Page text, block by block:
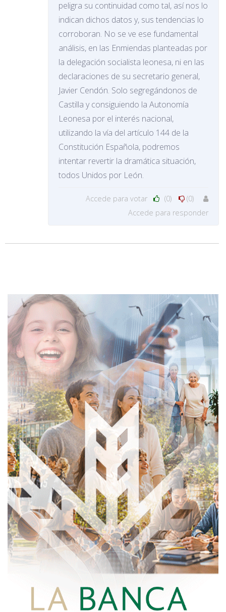
peligra su continuidad como tal, así nos lo
indican dichos datos y, sus tendencias lo
corroboran. No se ve ese fundamental
análisis, en las Enmiendas planteadas por
la delegación socialista leonesa, ni en las
declaraciones de su secretario general,
Javier Cendón. Solo segregándonos de
Castilla y consiguiendo la Autonomía
Leonesa por el interés nacional,
utilizando la vía del artículo 144 de la
Constitución Española, podremos
intentar revertir la dramática situación,
todos Unidos por León.
Accede para votar (0)
(0)
Accede para responder